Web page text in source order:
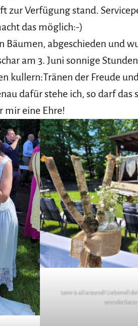
zur Verfügung stand.
das möglich:-)
abgeschieden und
am 3. Juni sonnige
kullern:Tränen der Freude
dafür stehe ich, so darf das
mir eine Ehre!
Love is all around! Liebevoll